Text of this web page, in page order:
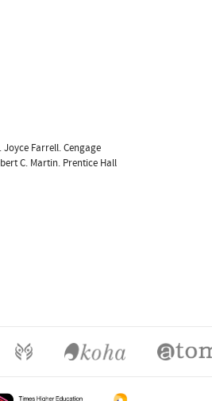
Farrell. Cengage
C. Martin. Prentice Hall